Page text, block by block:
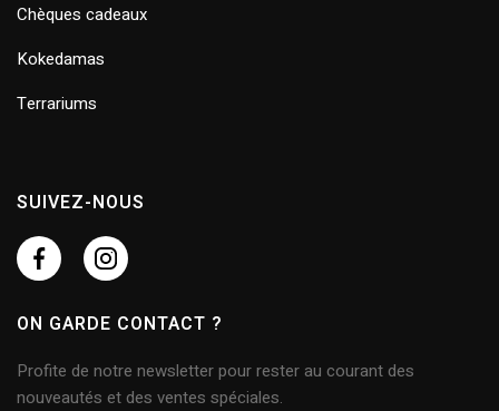
Chèques cadeaux
Kokedamas
Terrariums
SUIVEZ-NOUS
ON GARDE CONTACT ?
Profite de notre newsletter pour rester au courant des
nouveautés et des ventes spéciales.